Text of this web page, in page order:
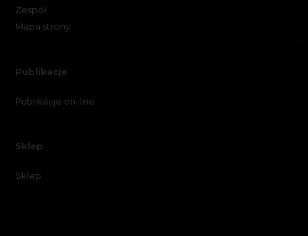
Zespół
Mapa strony
Publikacje
Publikacje on-line
Sklep
Sklep